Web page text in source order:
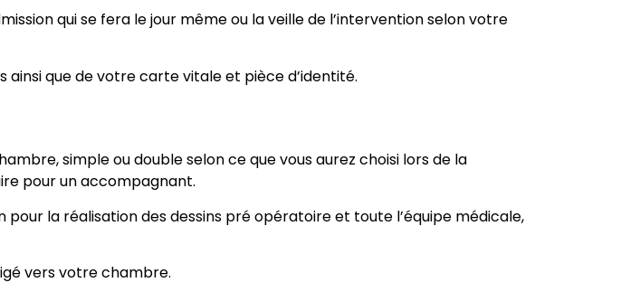
qui se fera le jour même ou la veille de l’intervention selon votre
que de votre carte vitale et pièce d’identité.
simple ou double selon ce que vous aurez choisi lors de la
pour un accompagnant.
la réalisation des dessins pré opératoire et toute l’équipe médicale,
vers votre chambre.